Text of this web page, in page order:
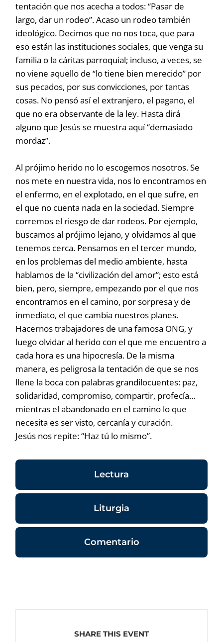
tentación que nos acecha a todos: “Pasar de
largo, dar un rodeo”. Acaso un rodeo también
ideológico. Decimos que no nos toca, que para
eso están las instituciones sociales, que venga su
familia o la cáritas parroquial; incluso, a veces, se
no viene aquello de “lo tiene bien merecido” por
sus pecados, por sus convicciones, por tantas
cosas. No pensó así el extranjero, el pagano, el
que no era observante de la ley. Hasta dirá
alguno que Jesús se muestra aquí “demasiado
mordaz”.
Al prójimo herido no lo escogemos nosotros. Se
nos mete en nuestra vida, nos lo encontramos en
el enfermo, en el explotado, en el que sufre, en
el que no cuenta nada en la sociedad. Siempre
corremos el riesgo de dar rodeos. Por ejemplo,
buscamos al prójimo lejano, y olvidamos al que
tenemos cerca. Pensamos en el tercer mundo,
en los problemas del medio ambiente, hasta
hablamos de la “civilización del amor”; esto está
bien, pero, siempre, empezando por el que nos
encontramos en el camino, por sorpresa y de
inmediato, el que cambia nuestros planes.
Hacernos trabajadores de una famosa ONG, y
luego olvidar al herido con el que me encuentro a
cada hora es una hipocresía. De la misma
manera, es peligrosa la tentación de que se nos
llene la boca con palabras grandilocuentes: paz,
solidaridad, compromiso, compartir, profecía…
mientras el abandonado en el camino lo que
necesita es ser visto, cercanía y curación.
Jesús nos repite: “Haz tú lo mismo”.
Lectura
Liturgia
Comentario
SHARE THIS EVENT